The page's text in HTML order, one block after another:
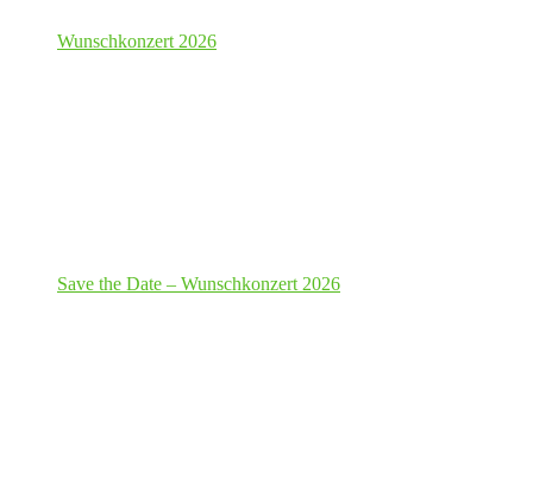
Wunschkonzert 2026
Save the Date – Wunschkonzert 2026